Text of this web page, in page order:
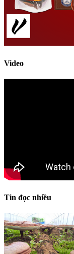
Video
Tin đọc nhiều